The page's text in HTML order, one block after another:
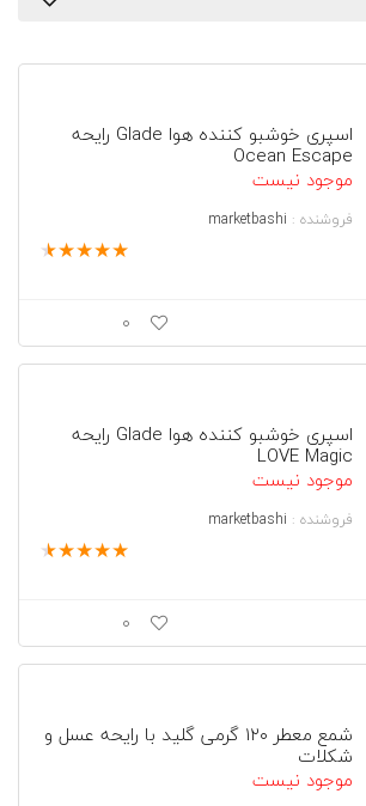
اسپری خوشبو کننده هوا Glade رایحه
Ocean Escape
موجود نیست
فروشنده : marketbashi
★
★
★
★
★
0
اسپری خوشبو کننده هوا Glade رایحه
LOVE Magic
موجود نیست
فروشنده : marketbashi
★
★
★
★
★
0
شمع معطر ۱۲۰ گرمی گلید با رایحه عسل و
شکلات
موجود نیست